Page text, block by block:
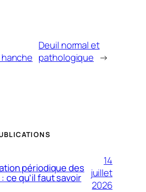
Deuil normal et
pathologique →
périodique des
ce qu’il faut savoir
14
juillet
2026